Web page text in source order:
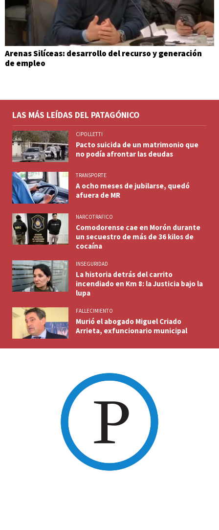
Arenas Silíceas: desarrollo del recurso y generación
de empleo
LAS MÁS LEÍDAS DEL PATAGÓNICO
CIPOLLETTI
Pacto suicida de un matrimonio que
no podía afrontar las deudas
TRANSPORTE
A ocho meses de jubilarse, quedó
afuera de MR
NARCOTRAFICO
Comodorense cae en Morón durante
un secuestro de más de 36 kilos de
cocaína
INSEGURIDAD
La historia detrás del carrito
incendiado en Km 8: la Justicia bajo la
lupa
FALLECIMIENTO
Murió el abogado Miguel Criado
Arrieta, exfuncionario municipal